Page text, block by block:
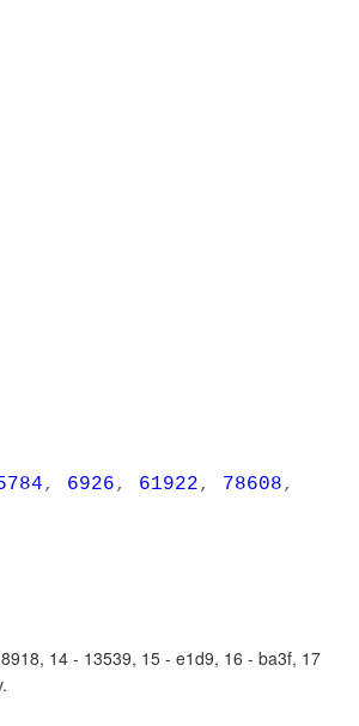
, 6926, 61922, 78608,
14 - 13539, 15 - e1d9, 16 - ba3f, 17